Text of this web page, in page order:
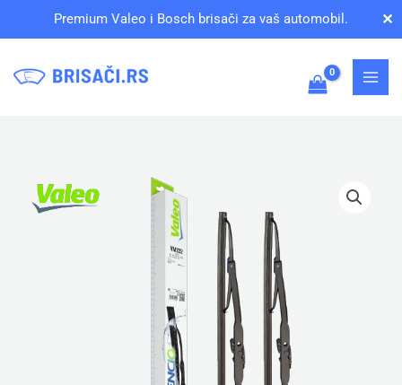
Premium Valeo i Bosch brisači za vaš automobil. ✕